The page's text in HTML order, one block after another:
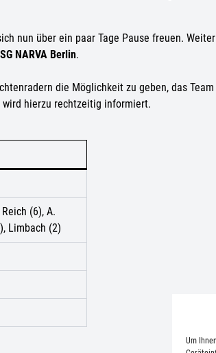
Um
nun über ein paar Tage Pause freuen. Weiter
SG NARVA Berlin.
die Möglichkeit zu geben, das Team
wird hierzu rechtzeitig informiert.
(6), A.
Limbach (2)